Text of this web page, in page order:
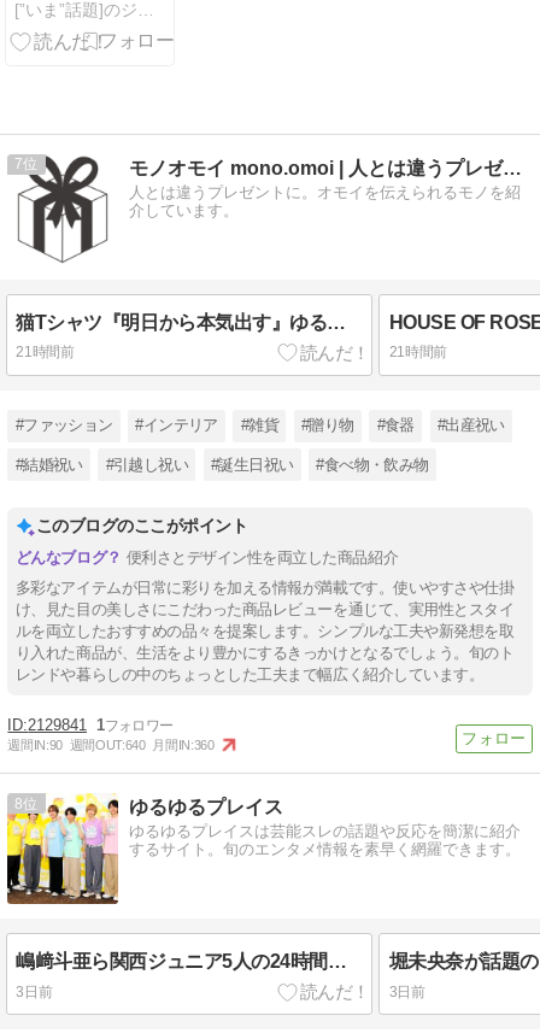
ドすぎるｗｗ
ｗｗｗｗｗｗ
7 モノオモイ mono.omoi | 人とは違うプレゼントに。
人とは違うプレゼントに。オモイを伝えられるモノを紹
介しています。
猫Tシャツ『明日から本気出す』ゆるかわ猫に癒される人気Tシャツ
21時間前 21時間前
#ファッション #インテリア #雑貨 #贈り物 #食器 #出産祝い
#結婚祝い #引越し祝い #誕生日祝い #食べ物・飲み物
このブログのここがポイント
便利さとデザイン性を両立した商品紹介
多彩なアイテムが日常に彩りを加える情報が満載です。使いやすさや仕掛
け、見た目の美しさにこだわった商品レビューを通じて、実用性とスタイ
ルを両立したおすすめの品々を提案します。シンプルな工夫や新発想を取
り入れた商品が、生活をより豊かにするきっかけとなるでしょう。旬のト
レンドや暮らしの中のちょっとした工夫まで幅広く紹介しています。
2129841 1
週間IN:90 週間OUT:640 月間IN:360
8 ゆるゆるプレイス
ゆるゆるプレイスは芸能スレの話題や反応を簡潔に紹介
するサイト。旬のエンタメ情報を素早く網羅できます。
嶋﨑斗亜ら関西ジュニア5人の24時間テレビ大抜擢とチャリTシャツ姿の最新姿にファン大騒然！
3日前 3日前